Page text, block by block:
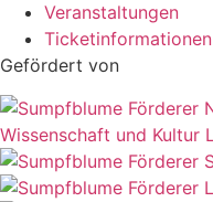
Veranstaltungen
Ticketinformationen
Gefördert von